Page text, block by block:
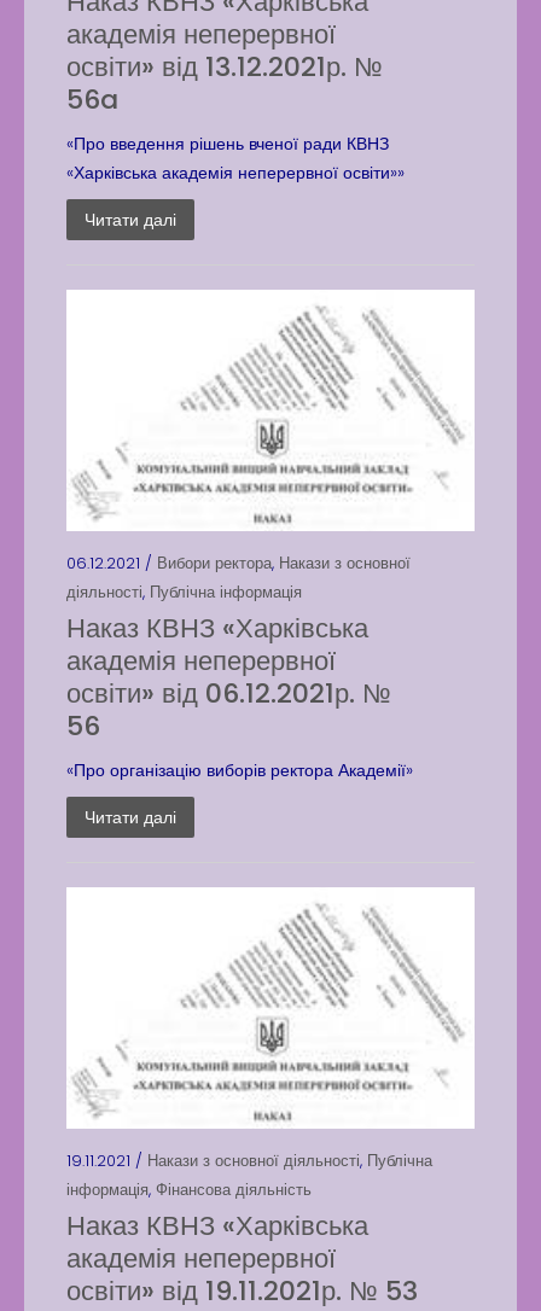
академія неперервної
освіти» від 13.12.2021р. №
56a
«Про введення рішень вченої ради КВНЗ
«Харківська академія неперервної освіти»»
Читати далі
06.12.2021 / Вибори ректора, Накази з основної
діяльності, Публічна інформація
Наказ КВНЗ «Харківська
академія неперервної
освіти» від 06.12.2021р. №
56
«Про організацію виборів ректора Академії»
Читати далі
19.11.2021 / Накази з основної діяльності, Публічна
інформація, Фінансова діяльність
Наказ КВНЗ «Харківська
академія неперервної
освіти» від 19.11.2021р. № 53